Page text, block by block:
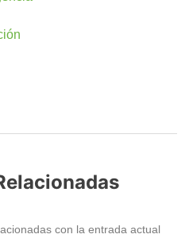
con la entrada actual